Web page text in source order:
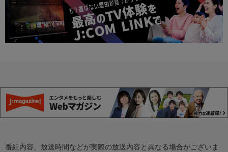
番組内容、放送時間などが実際の放送内容と異なる場合がございま